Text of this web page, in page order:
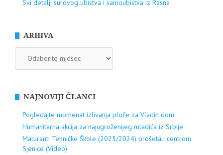
Svi detalji surovog ubistva i samoubistva iz Rasna
ARHIVA
NAJNOVIJI ČLANCI
Pogledajte momenat izlivanja ploče za Vladin dom
Humanitarna akcija za najugroženijeg mladića iz Srbije
Maturanti Tehničke Škole (2023/2024) prošetali centrom
Sjenice (Video)